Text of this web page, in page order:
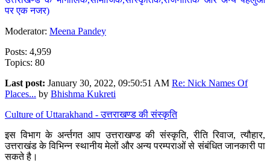
पर एक नजर)
Moderator: Meena Pandey
Posts: 4,959
Topics: 80
Last post: January 30, 2022, 09:50:51 AM Re: Nick Names Of
Places... by Bhishma Kukreti
Culture of Uttarakhand - उत्तराखण्ड की संस्कृति
इस विभाग के अर्न्तगत आप उत्तराखण्ड की संस्कृति, रीति रिवाज, त्यौहार,
उत्तराखंड के विभिन्न स्थानीय मेलों और अन्य परम्पराओं से संबंधित जानकारी पा
सकते है।